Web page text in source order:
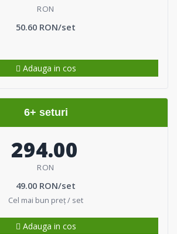
RON
50.60 RON/set
Adauga in cos
6+ seturi
294.00
RON
49.00 RON/set
Cel mai bun preț / set
Adauga in cos